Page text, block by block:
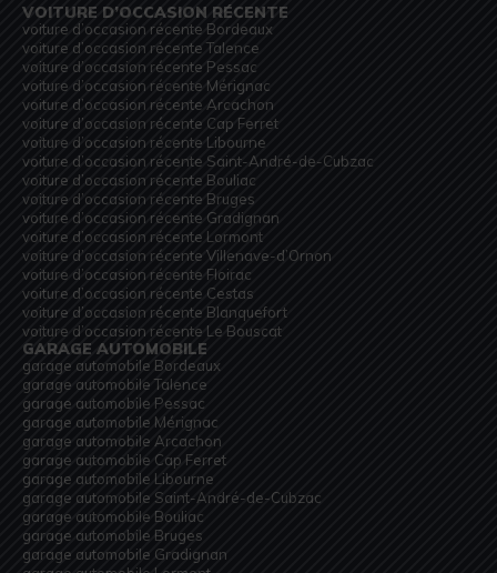
VOITURE D’OCCASION RÉCENTE
voiture d’occasion récente Bordeaux
voiture d’occasion récente Talence
voiture d’occasion récente Pessac
voiture d’occasion récente Mérignac
voiture d’occasion récente Arcachon
voiture d’occasion récente Cap Ferret
voiture d’occasion récente Libourne
voiture d’occasion récente Saint-André-de-Cubzac
voiture d’occasion récente Bouliac
voiture d’occasion récente Bruges
voiture d’occasion récente Gradignan
voiture d’occasion récente Lormont
voiture d’occasion récente Villenave-d’Ornon
voiture d’occasion récente Floirac
voiture d’occasion récente Cestas
voiture d’occasion récente Blanquefort
voiture d’occasion récente Le Bouscat
GARAGE AUTOMOBILE
garage automobile Bordeaux
garage automobile Talence
garage automobile Pessac
garage automobile Mérignac
garage automobile Arcachon
garage automobile Cap Ferret
garage automobile Libourne
garage automobile Saint-André-de-Cubzac
garage automobile Bouliac
garage automobile Bruges
garage automobile Gradignan